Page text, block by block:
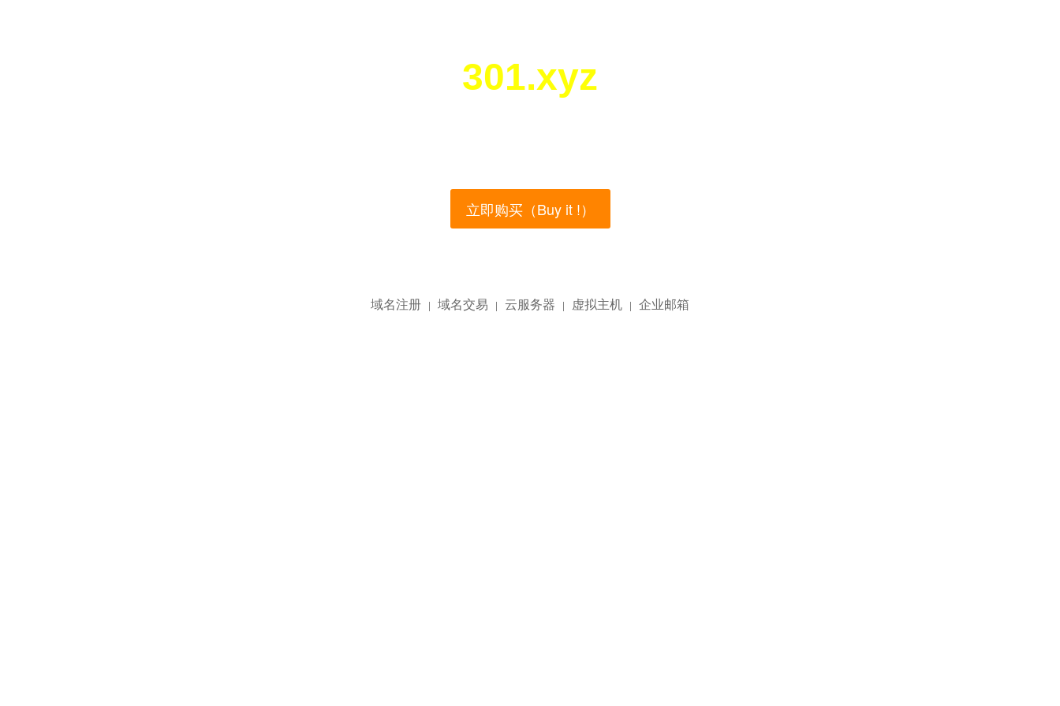
301.xyz
立即购买（Buy it !）
域名注册 | 域名交易 | 云服务器 | 虚拟主机 | 企业邮箱